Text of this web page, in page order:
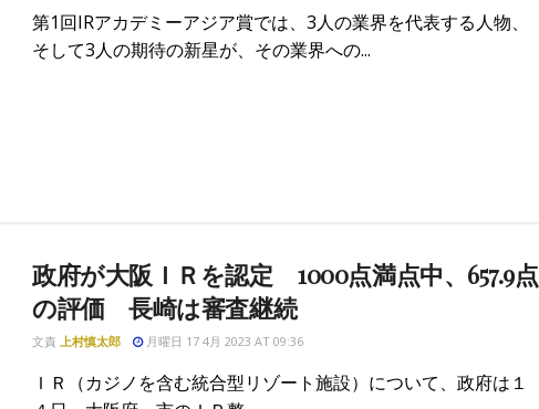
第1回IRアカデミーアジア賞では、3人の業界を代表する人物、
そして3人の期待の新星が、その業界への...
政府が大阪ＩＲを認定 1000点満点中、657.9点
の評価 長崎は審査継続
文責 上村慎太郎 月曜日 17 4月 2023 AT 09:36
ＩＲ（カジノを含む統合型リゾート施設）について、政府は１